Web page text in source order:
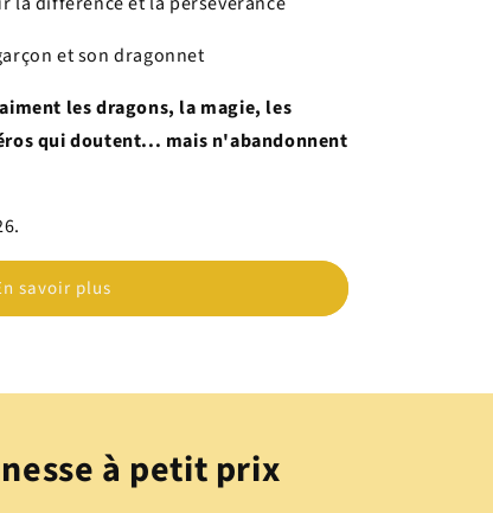
et son dragonnet
les dragons, la magie, les
qui doutent... mais n'abandonnent
savoir plus
à petit prix